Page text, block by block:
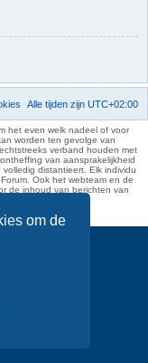
om de
Alle tijden zijn UTC+02:00
het even welk nadeel of voor
worden ten gevolge van
verband houden met
van aansprakelijkheid
distantieert. Elk individu
Ook het webteam en de
de inhoud van berichten van